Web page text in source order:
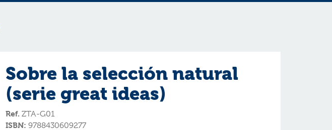
Sobre la selección natural
(serie great ideas)
Ref. ZTA-G01
ISBN: 9788430609277